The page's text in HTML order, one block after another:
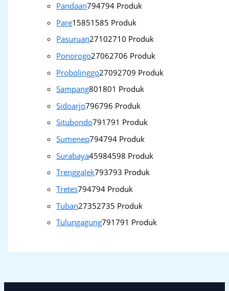
Pandaan794794 Produk
Pare15851585 Produk
Pasuruan27102710 Produk
Ponorogo27062706 Produk
Probolinggo27092709 Produk
Sampang801801 Produk
Sidoarjo796796 Produk
Situbondo791791 Produk
Sumenep794794 Produk
Surabaya45984598 Produk
Trenggalek793793 Produk
Tretes794794 Produk
Tuban27352735 Produk
Tulungagung791791 Produk